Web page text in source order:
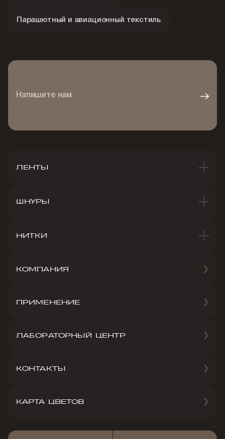
Парашютный и авиационный текстиль
Напишите нам
КОМПАНИЯ
ПРИМЕНЕНИЕ
ЛАБОРАТОРНЫЙ ЦЕНТР
КОНТАКТЫ
КАРТА ЦВЕТОВ
ЛЕНТЫ
ШНУРЫ
НИТКИ